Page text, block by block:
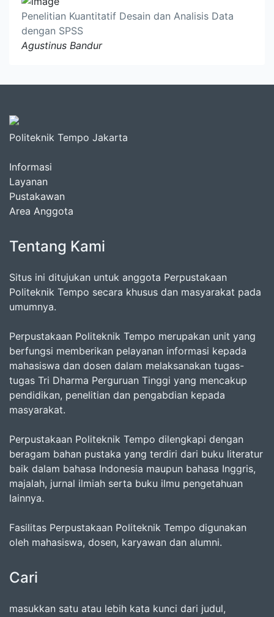
Penelitian Kuantitatif Desain dan Analisis Data
dengan SPSS
Agustinus Bandur
Politeknik Tempo Jakarta
Informasi
Layanan
Pustakawan
Area Anggota
Tentang Kami
Situs ini ditujukan untuk anggota Perpustakaan
Politeknik Tempo secara khusus dan masyarakat pada
umumnya.
Perpustakaan Politeknik Tempo merupakan unit yang
berfungsi memberikan pelayanan informasi kepada
mahasiswa dan dosen dalam melaksanakan tugas-
tugas Tri Dharma Perguruan Tinggi yang mencakup
pendidikan, penelitian dan pengabdian kepada
masyarakat.
Perpustakaan Politeknik Tempo dilengkapi dengan
beragam bahan pustaka yang terdiri dari buku literatur
baik dalam bahasa Indonesia maupun bahasa Inggris,
majalah, jurnal ilmiah serta buku ilmu pengetahuan
lainnya.
Fasilitas Perpustakaan Politeknik Tempo digunakan
oleh mahasiswa, dosen, karyawan dan alumni.
Cari
masukkan satu atau lebih kata kunci dari judul,